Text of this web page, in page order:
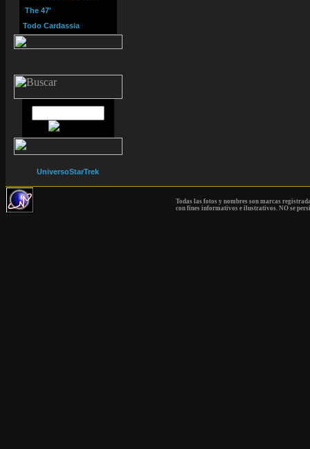
The 47'
Todo Cardassia
UniversoStarTrek
Todas las fotos y nombres son marcas
con fines informativos e ilustrativos. NO se